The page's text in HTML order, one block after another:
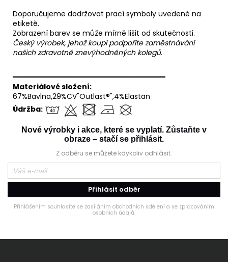
Doporučujeme dodržovat prací symboly uvedené na
etiketě.
Zobrazení barev se může mírně lišit od skutečnosti.
Český výrobek, jehož koupí podpoříte zaměstnávání
našich zdravotně znevýhodněných kolegů.
══════════════════════════════
Materiálové složení:
67%Bavlna,29%CV"Outlast®",4%Elastan
Údržba:
Nové výrobky i akce, které se vyplatí. Zůstaňte v
obraze – stačí se přihlásit.
Z odběru se můžete kdykoliv odhlásit.
Přihlásit odběr
Přihlášením souhlasíte se zasíláním obchodních sdělení a se zpracováním
osobních údajů.